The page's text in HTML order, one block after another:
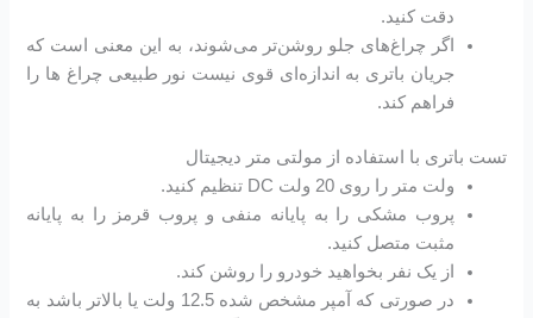
دقت کنید.
اگر چراغ‌های جلو روشن‌تر می‌شوند، به این معنی است که
جریان باتری به اندازه‌ای قوی نیست نور طبیعی چراغ ها را
فراهم کند.
تست باتری با استفاده از مولتی متر دیجیتال
ولت متر را روی 20 ولت DC تنظیم کنید.
پروب مشکی را به پایانه منفی و پروب قرمز را به پایانه
مثبت متصل کنید.
از یک نفر بخواهید خودرو را روشن کند.
در صورتی که آمپر مشخص شده 12.5 ولت یا بالاتر باشد به